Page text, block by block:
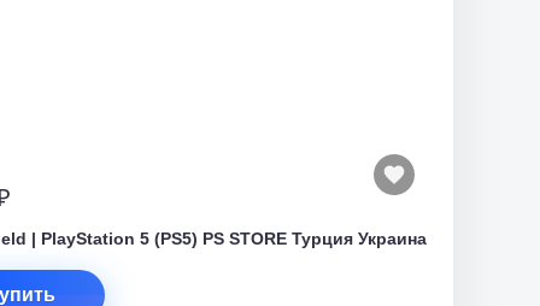
| PlayStation 5 (PS5) PS STORE Турция Украина